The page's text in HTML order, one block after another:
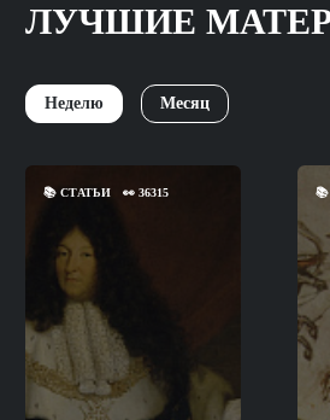
ЛУЧШИЕ
Неделю Месяц
📚 СТАТЬИ 👀 36315 📚